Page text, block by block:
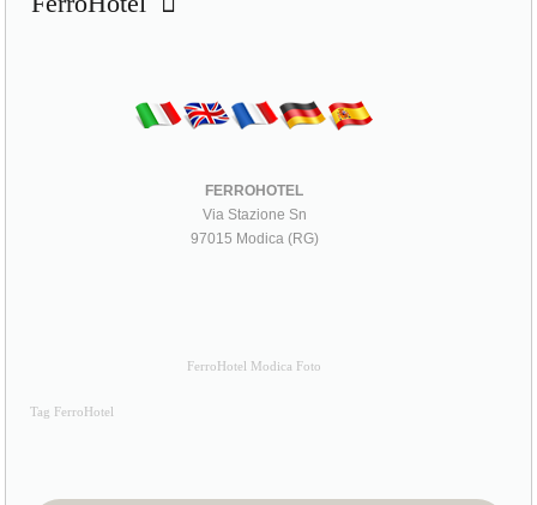
FERROHOTEL
Via Stazione Sn
97015 Modica (RG)
FerroHotel Modica Foto
Tag FerroHotel